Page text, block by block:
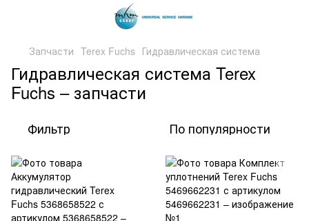
Запчасти Terex Fuchs Гидравлическая система
Гидравлическая система Terex
Fuchs – запчасти
Фильтр По популярности